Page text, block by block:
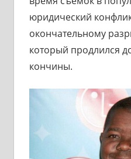
юридический
окончательному
который продлился
кончины.